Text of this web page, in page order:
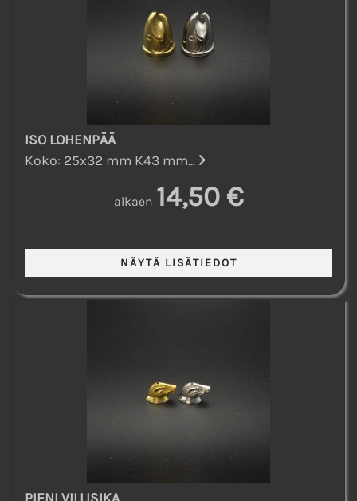
ISO LOHENPÄÄ
Koko: 25x32 mm K43 mm...
alkaen 14,50 €
PIENI VILLISIKA